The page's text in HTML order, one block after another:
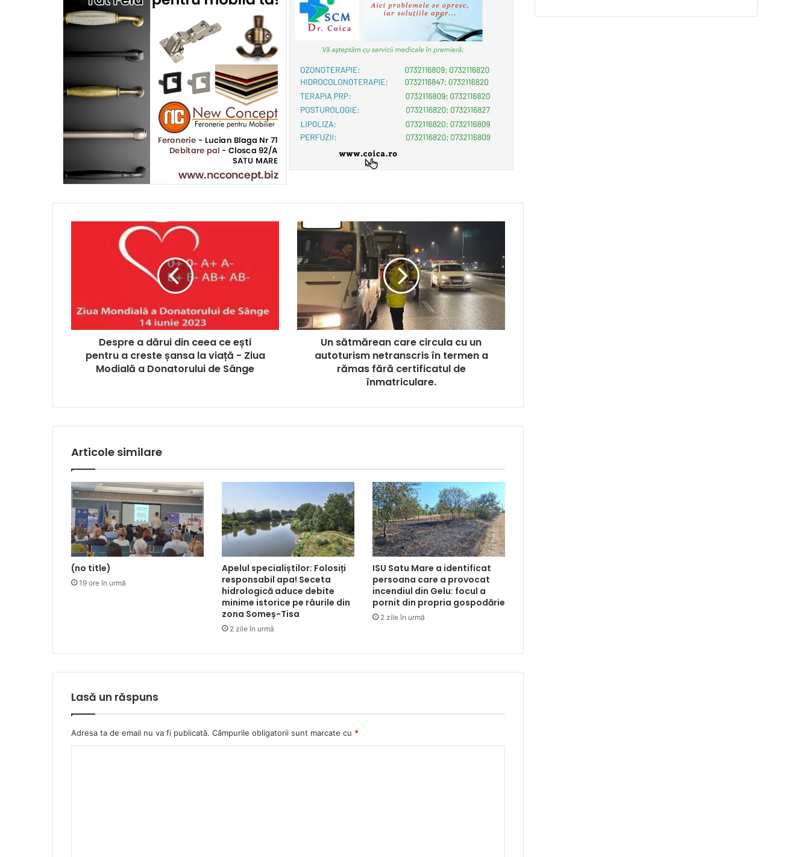
Despre a dărui din ceea ce ești
pentru a creste șansa la viață - Ziua
Modială a Donatorului de Sânge
Un sătmărean care circula cu un
autoturism netranscris în termen a
rămas fără certificatul de
înmatriculare.
Articole similare
(no title)
19 ore în urmă
Apelul specialiștilor: Folosiți
responsabil apa! Seceta
hidrologică aduce debite
minime istorice pe râurile din
zona Someș-Tisa
2 zile în urmă
ISU Satu Mare a identificat
persoana care a provocat
incendiul din Gelu: focul a
pornit din propria gospodărie
2 zile în urmă
Lasă un răspuns
Adresa ta de email nu va fi publicată. Câmpurile obligatorii sunt marcate cu *